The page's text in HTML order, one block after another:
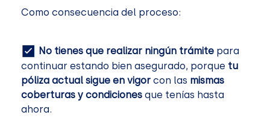
Como consecuencia del proceso:
No tienes que realizar ningún trámite para
continuar estando bien asegurado, porque tu
póliza actual sigue en vigor con las mismas
coberturas y condiciones que tenías hasta
ahora.